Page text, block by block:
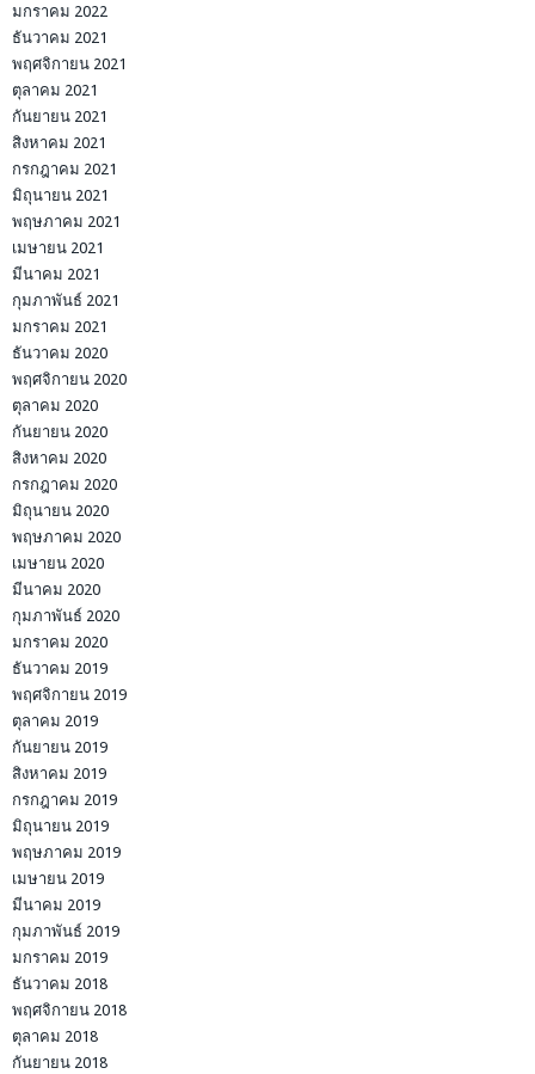
มกราคม 2022
ธันวาคม 2021
พฤศจิกายน 2021
ตุลาคม 2021
กันยายน 2021
สิงหาคม 2021
กรกฎาคม 2021
มิถุนายน 2021
พฤษภาคม 2021
เมษายน 2021
มีนาคม 2021
กุมภาพันธ์ 2021
มกราคม 2021
ธันวาคม 2020
พฤศจิกายน 2020
ตุลาคม 2020
กันยายน 2020
สิงหาคม 2020
กรกฎาคม 2020
มิถุนายน 2020
พฤษภาคม 2020
เมษายน 2020
มีนาคม 2020
กุมภาพันธ์ 2020
มกราคม 2020
ธันวาคม 2019
พฤศจิกายน 2019
ตุลาคม 2019
กันยายน 2019
สิงหาคม 2019
กรกฎาคม 2019
มิถุนายน 2019
พฤษภาคม 2019
เมษายน 2019
มีนาคม 2019
กุมภาพันธ์ 2019
มกราคม 2019
ธันวาคม 2018
พฤศจิกายน 2018
ตุลาคม 2018
กันยายน 2018